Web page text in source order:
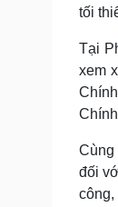
tối
Tại
xem
Cùng
đối